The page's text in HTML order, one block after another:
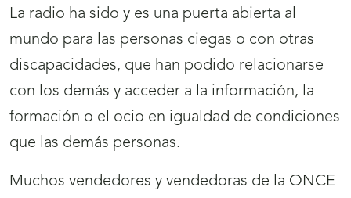
La radio ha sido y es una puerta abierta al
mundo para las personas ciegas o con otras
discapacidades, que han podido relacionarse
con los demás y acceder a la información, la
formación o el ocio en igualdad de condiciones
que las demás personas.
Muchos vendedores y vendedoras de la ONCE